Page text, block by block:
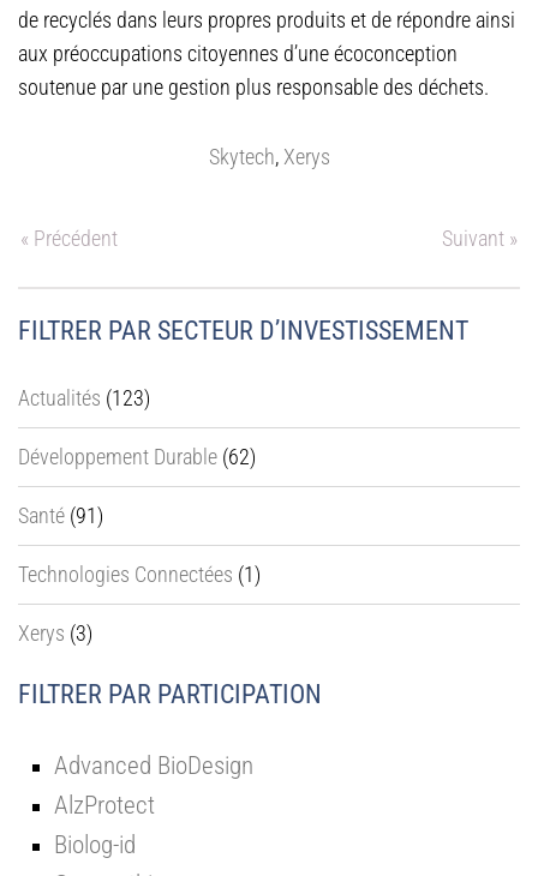
de recyclés dans leurs propres produits et de répondre ainsi
aux préoccupations citoyennes d’une écoconception
soutenue par une gestion plus responsable des déchets.
Skytech, Xerys
« Précédent Suivant »
FILTRER PAR SECTEUR D’INVESTISSEMENT
Actualités (123)
Développement Durable (62)
Santé (91)
Technologies Connectées (1)
Xerys (3)
FILTRER PAR PARTICIPATION
Advanced BioDesign
AlzProtect
Biolog-id